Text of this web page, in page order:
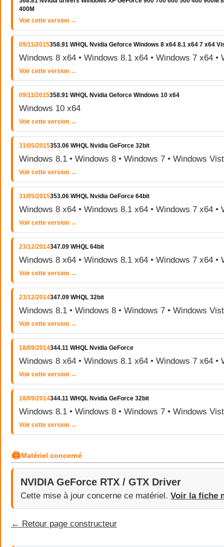
400M
Voir cette version →
09/11/2015358.91 WHQL Nvidia Geforce Windows 8 x64 8.1 x64 7 x64
Windows 8 x64 • Windows 8.1 x64 • Windows 7 x64 •
Voir cette version →
09/11/2015358.91 WHQL Nvidia Geforce Windows 10 x64
Windows 10 x64
Voir cette version →
31/05/2015353.06 WHQL Nvidia GeForce 32bit
Windows 8.1 • Windows 8 • Windows 7 • Windows
Voir cette version →
31/05/2015353.06 WHQL Nvidia GeForce 64bit
Windows 8 x64 • Windows 8.1 x64 • Windows 7 x64 •
Voir cette version →
23/12/2014347.09 WHQL 64bit
Windows 8 x64 • Windows 8.1 x64 • Windows 7 x64 •
Voir cette version →
23/12/2014347.09 WHQL 32bit
Windows 8.1 • Windows 8 • Windows 7 • Windows
Voir cette version →
18/09/2014344.11 WHQL Nvidia GeForce
Windows 8 x64 • Windows 8.1 x64 • Windows 7 x64 •
Voir cette version →
18/09/2014344.11 WHQL Nvidia GeForce 32bit
Windows 8.1 • Windows 8 • Windows 7 • Windows
Voir cette version →
🖨Matériel concerné
NVIDIA GeForce RTX / GTX Driver
Cette mise à jour concerne ce matériel. Voir la fiche
← Retour page constructeur